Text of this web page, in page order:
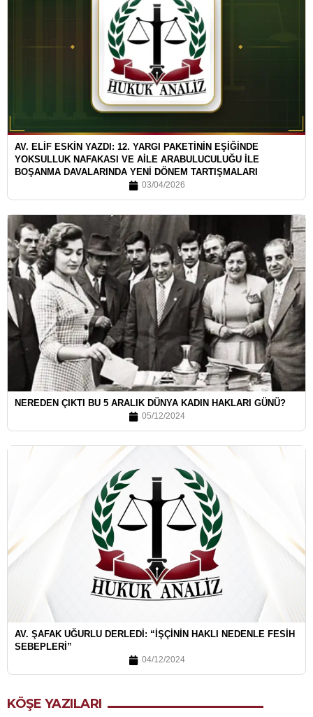
AV. ELİF ESKİN YAZDI: 12. YARGI PAKETİNİN EŞİĞİNDE
YOKSULLUK NAFAKASI VE AİLE ARABULUCULUĞU İLE
BOŞANMA DAVALARINDA YENİ DÖNEM TARTIŞMALARI
03/04/2026
NEREDEN ÇIKTI BU 5 ARALIK DÜNYA KADIN HAKLARI GÜNÜ?
05/12/2024
AV. ŞAFAK UĞURLU DERLEDI: “İŞÇININ HAKLI NEDENLE FESIH
SEBEPLERI”
04/12/2024
KÖŞE YAZILARI